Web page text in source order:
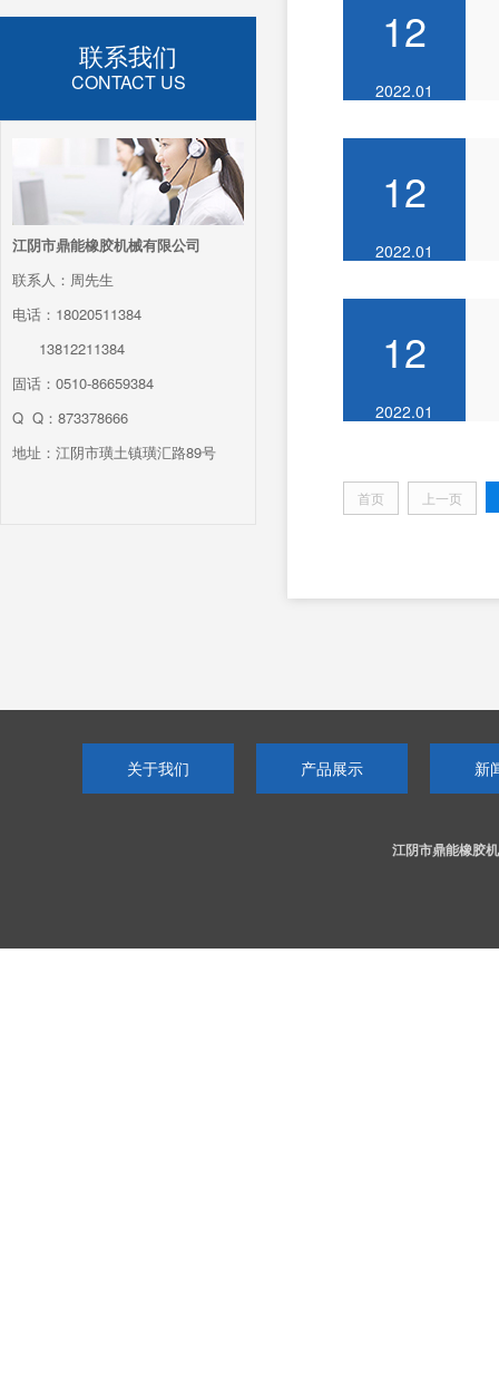
联系我们
CONTACT US
江阴市鼎能橡胶机械有限公司
联系人：周先生
电话：18020511384
13812211384
固话：0510-86659384
Q Q：873378666
地址：江阴市璜土镇璜汇路89号
12
2022.01
12
2022.01
12
2022.01
首页 上一页
关于我们 产品展示 新
江阴市鼎能橡胶